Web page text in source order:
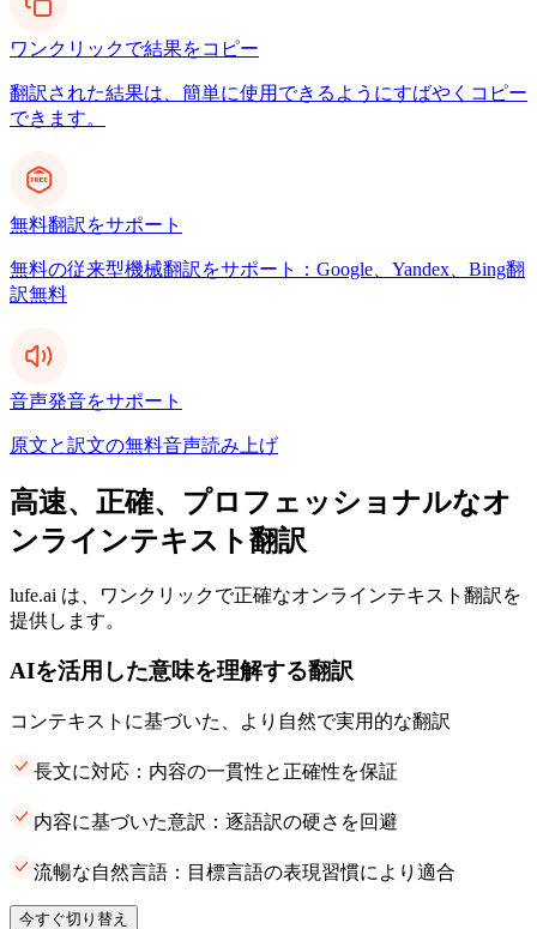
ワンクリックで結果をコピー
翻訳された結果は、簡単に使用できるようにすばやくコピー
できます。
無料翻訳をサポート
無料の従来型機械翻訳をサポート：Google、Yandex、Bing翻
訳無料
音声発音をサポート
原文と訳文の無料音声読み上げ
高速、正確、プロフェッショナルなオ
ンラインテキスト翻訳
lufe.ai は、ワンクリックで正確なオンラインテキスト翻訳を
提供します。
AIを活用した意味を理解する翻訳
コンテキストに基づいた、より自然で実用的な翻訳
長文に対応：内容の一貫性と正確性を保証
内容に基づいた意訳：逐語訳の硬さを回避
流暢な自然言語：目標言語の表現習慣により適合
今すぐ切り替え